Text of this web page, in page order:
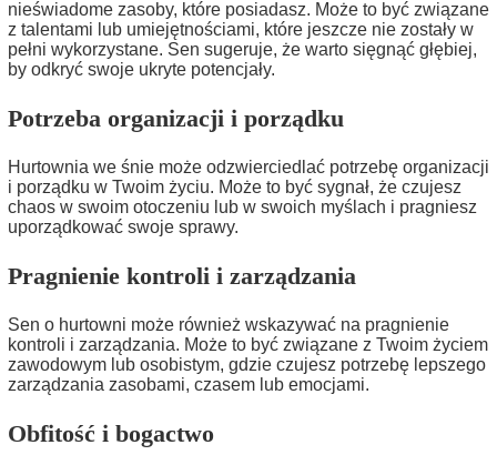
nieświadome zasoby, które posiadasz. Może to być związane
z talentami lub umiejętnościami, które jeszcze nie zostały w
pełni wykorzystane. Sen sugeruje, że warto sięgnąć głębiej,
by odkryć swoje ukryte potencjały.
Potrzeba organizacji i porządku
Hurtownia we śnie może odzwierciedlać potrzebę organizacji
i porządku w Twoim życiu. Może to być sygnał, że czujesz
chaos w swoim otoczeniu lub w swoich myślach i pragniesz
uporządkować swoje sprawy.
Pragnienie kontroli i zarządzania
Sen o hurtowni może również wskazywać na pragnienie
kontroli i zarządzania. Może to być związane z Twoim życiem
zawodowym lub osobistym, gdzie czujesz potrzebę lepszego
zarządzania zasobami, czasem lub emocjami.
Obfitość i bogactwo